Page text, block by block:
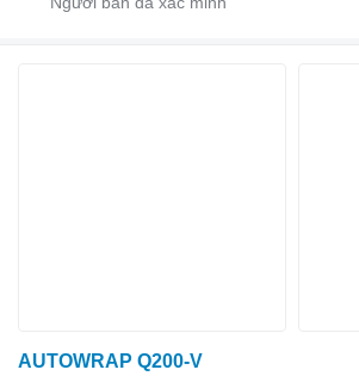
AUTOWRAP Q200-V